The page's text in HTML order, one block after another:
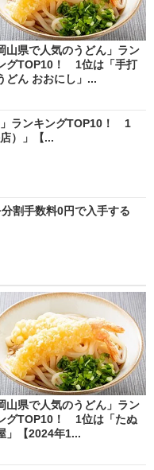
山県で人気のうどん」ラン
グTOP10！ 1位は「手打
どん おおにし」...
」ランキングTOP10！ 1
）」【...
割手数料0円で入手する
山県で人気のうどん」ラン
グTOP10！ 1位は「たぬ
」【2024年1...